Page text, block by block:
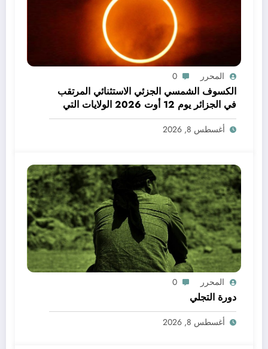
المحرر 0
الكسوف الشمسي الجزئي الاستثنائي المرتقب
في الجزائر يوم 12 أوت 2026 الولايات التي
يمكن فيها مشاهدة الكسوف
أغسطس 8, 2026
المحرر 0
دورة التجلي
أغسطس 8, 2026